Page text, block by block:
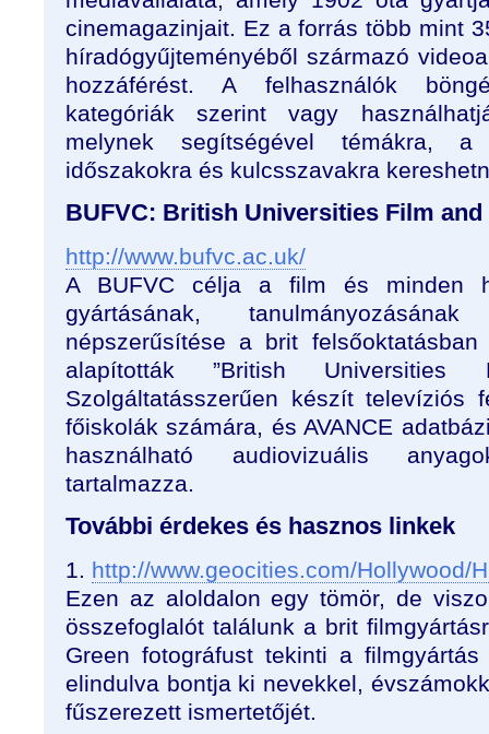
cinemagazinjait. Ez a forrás több mint
híradógyűjteményéből származó
hozzáférést. A felhasználók
kategóriák szerint vagy
melynek segítségével témákra, a
időszakokra és kulcsszavakra
BUFVC: British Universities Film
http://www.bufvc.ac.uk/
A BUFVC célja a film és minden
gyártásának,
népszerűsítése a brit
alapították ”British Universities
Szolgáltatásszerűen készít televíziós
főiskolák számára, és AVANCE
használható audiovizuális
tartalmazza.
További érdekes és hasznos linkek
1. http://www.geocities.com/Hollywood/
Ezen az aloldalon egy tömör, de
összefoglalót találunk a brit
Green fotográfust tekinti a
elindulva bontja ki nevekkel,
fűszerezett ismertetőjét.